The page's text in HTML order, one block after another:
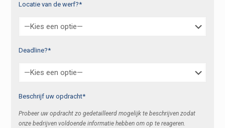
Locatie van de werf?*
Deadline?*
Beschrijf uw opdracht*
Probeer uw opdracht zo gedetailleerd mogelijk te beschrijven zodat
onze bedrijven voldoende informatie hebben om op te reageren.